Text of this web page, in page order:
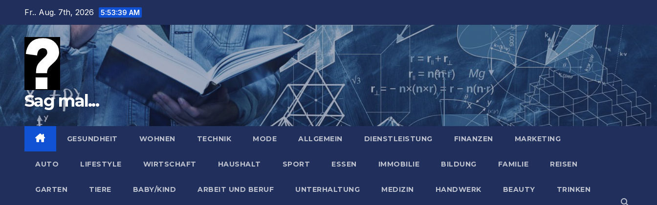
springen
Fr.. Aug. 7th, 2026 5:53:40 AM
Sag mal...
GESUNDHEIT WOHNEN TECHNIK MODE ALLGEMEIN DIENSTLEISTUNG FINANZEN MARKETING
AUTO LIFESTYLE WIRTSCHAFT HAUSHALT SPORT ESSEN IMMOBILIE BILDUNG FAMILIE REISEN
GARTEN TIERE BABY/KIND ARBEIT UND BERUF UNTERHALTUNG MEDIZIN HANDWERK BEAUTY TRINKEN